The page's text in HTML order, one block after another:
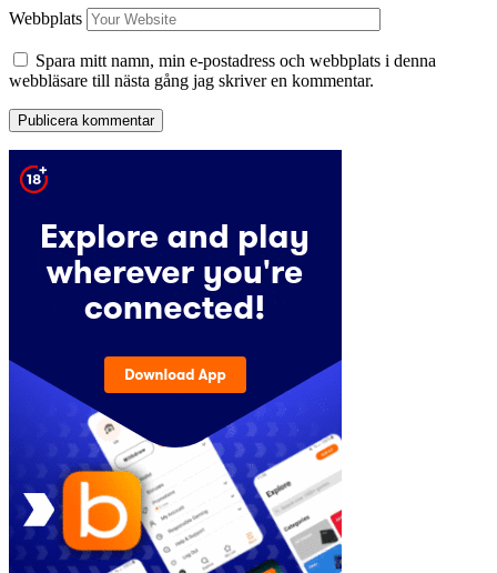
Webbplats
Spara mitt namn, min e-postadress och webbplats i denna
webbläsare till nästa gång jag skriver en kommentar.